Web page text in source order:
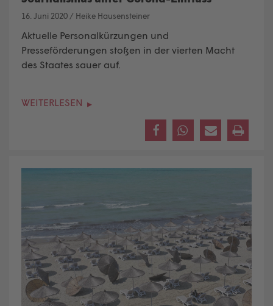
16. Juni 2020 / Heike Hausensteiner
Aktuelle Personalkürzungen und
Presseförderungen stoßen in der vierten Macht
des Staates sauer auf.
WEITERLESEN